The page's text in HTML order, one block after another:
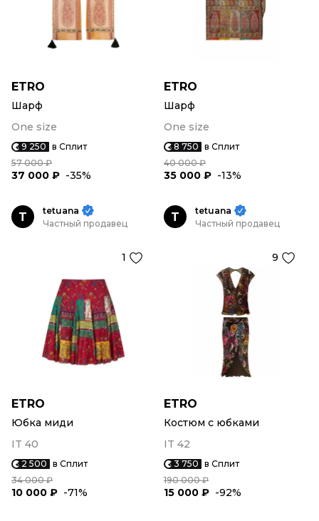
ETRO
Шарф
One size
9 250 в Сплит
57 000 ₽
37 000 ₽ -35%
ETRO
Шарф
One size
8 750 в Сплит
40 000 ₽
35 000 ₽ -13%
T
tetuana
Частный продавец
1
ETRO
Юбка миди
IT 40
2 500 в Сплит
34 000 ₽
10 000 ₽ -71%
T
tetuana
Частный продавец
9
ETRO
Костюм с юбками
IT 42
3 750 в Сплит
190 000 ₽
15 000 ₽ -92%